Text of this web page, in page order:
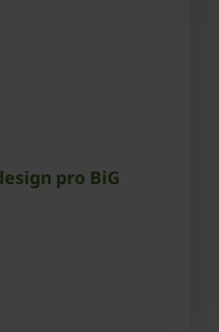
pro BiG